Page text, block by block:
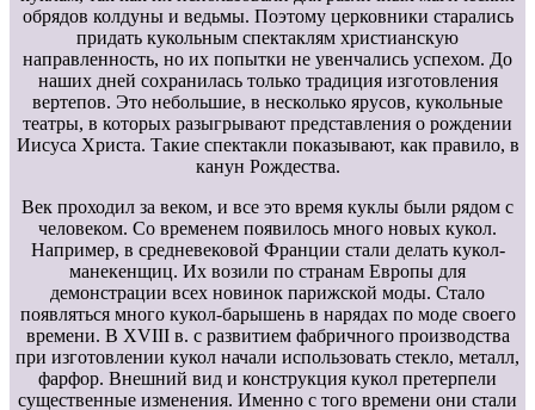
обрядов колдуны и ведьмы. Поэтому церковники старались
придать кукольным спектаклям христианскую
направленность, но их попытки не увенчались успехом. До
наших дней сохранилась только традиция изготовления
вертепов. Это небольшие, в несколько ярусов, кукольные
театры, в которых разыгрывают представления о рождении
Иисуса Христа. Такие спектакли показывают, как правило, в
канун Рождества.
Век проходил за веком, и все это время куклы были рядом с
человеком. Со временем появилось много новых кукол.
Например, в средневековой Франции стали делать кукол-
манекенщиц. Их возили по странам Европы для
демонстрации всех новинок парижской моды. Стало
появляться много кукол-барышень в нарядах по моде своего
времени. В XVIII в. с развитием фабричного производства
при изготовлении кукол начали использовать стекло, металл,
фарфор. Внешний вид и конструкция кукол претерпели
существенные изменения. Именно с того времени они стали